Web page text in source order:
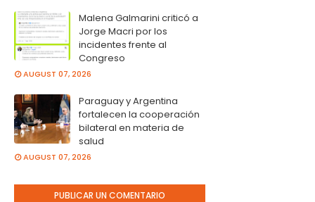
Malena Galmarini criticó a
Jorge Macri por los
incidentes frente al
Congreso
AUGUST 07, 2026
Paraguay y Argentina
fortalecen la cooperación
bilateral en materia de
salud
AUGUST 07, 2026
PUBLICAR UN COMENTARIO